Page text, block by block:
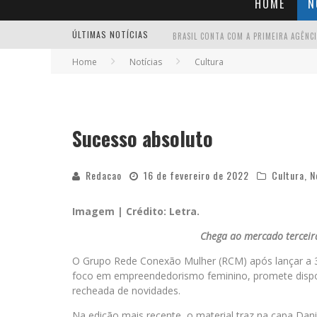
HOME
ÚLTIMAS NOTÍCIAS
Home Notícias Cultura
Sucesso absoluto
Redacao 16 de fevereiro de 2022 Cultura
Imagem | Crédito: Letra.
Chega ao mercado
O Grupo Rede Conexão Mulher (RCM) após lançar
foco em empreendedorismo feminino, promete
recheada de novidades.